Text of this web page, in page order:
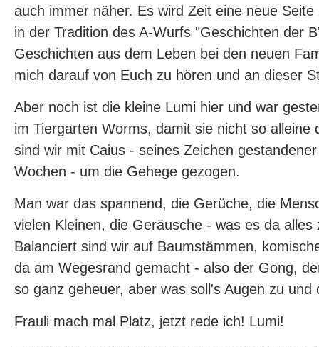
auch immer näher. Es wird Zeit eine neue
in der Tradition des A-Wurfs "Geschichten der
Geschichten aus dem Leben bei den neuen
mich darauf von Euch zu hören und an dieser
Aber noch ist die kleine Lumi hier und war
im Tiergarten Worms, damit sie nicht so alleine
sind wir mit Caius - seines Zeichen
Wochen - um die Gehege gezogen.
Man war das spannend, die Gerüche, die
vielen Kleinen, die Geräusche - was es da alles
Balanciert sind wir auf Baumstämmen,
da am Wegesrand gemacht - also der Gong,
so ganz geheuer, aber was soll's Augen zu und
Frauli mach mal Platz, jetzt rede ich! Lumi!